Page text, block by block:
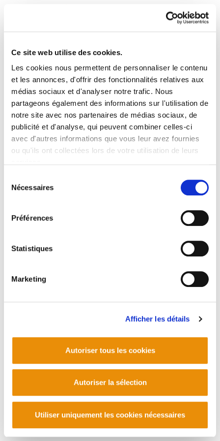
Ce site web utilise des cookies.
Les cookies nous permettent de personnaliser le contenu
et les annonces, d'offrir des fonctionnalités relatives aux
médias sociaux et d'analyser notre trafic. Nous
partageons également des informations sur l'utilisation de
notre site avec nos partenaires de médias sociaux, de
publicité et d'analyse, qui peuvent combiner celles-ci
avec d'autres informations que vous leur avez fournies
ou qu'ils ont collectées lors de votre utilisation de leurs
Nécessaires
Préférences
Statistiques
Marketing
Afficher les détails
Autoriser tous les cookies
Autoriser la sélection
Utiliser uniquement les cookies nécessaires
Astekaria 124
Astekaria 124.PDF6.2 MB
PLAN DU SITE ACCESSIBILITÉ CONTACT
Manu Robles-Arangiz Institutua Fundazioa
Corderliers karrika 20 - 64100 Baiona -
Contact